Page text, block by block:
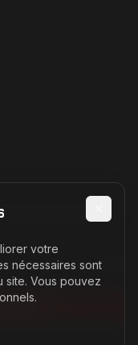
dans
votre
nécessaires sont
site. Vous pouvez